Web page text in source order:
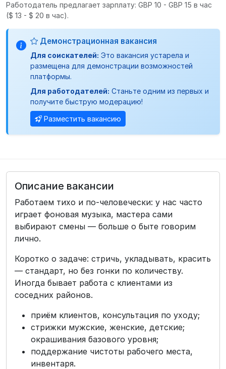
Работодатель предлагает зарплату: GBP 10 - GBP 15 в час
($ 13 - $ 20 в час).
Демонстрационная вакансия
Для соискателей: Это вакансия устарела и
размещена для демонстрации возможностей
платформы.
Для работодателей: Станьте одним из первых и
получите быструю модерацию!
Разместить вакансию
Описание вакансии
Работаем тихо и по‑человечески: у нас часто
играет фоновая музыка, мастера сами
выбирают смены — больше о быте говорим
лично.
Коротко о задаче: стричь, укладывать, красить
— стандарт, но без гонки по количеству.
Иногда бывает работа с клиентами из
соседних районов.
приём клиентов, консультация по уходу;
стрижки мужские, женские, детские;
окрашивания базового уровня;
поддержание чистоты рабочего места,
инвентаря.